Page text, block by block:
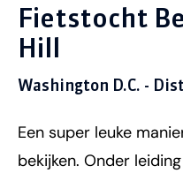
Fietstocht
Hill
Washington D.C. -
Een super leuke
bekijken. Onder